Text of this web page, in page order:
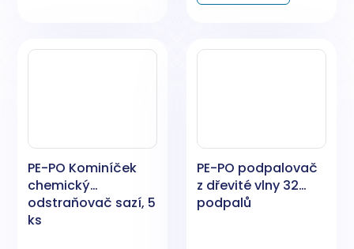
PE-PO Kominíček
chemický
odstraňovač sazí, 5
ks
PE-PO podpalovač
z dřevité vlny 32
podpalů